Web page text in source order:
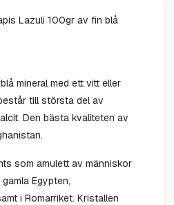
Lazuli 100gr av fin blå
mineral med ett vitt eller
till största del av
Den bästa kvaliteten av
som amulett av människor
Egypten,
i Romarriket. Kristallen